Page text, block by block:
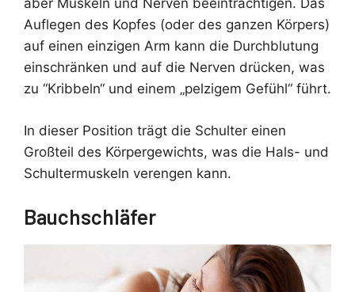
aber Muskeln und Nerven beeinträchtigen. Das
Auflegen des Kopfes (oder des ganzen Körpers)
auf einen einzigen Arm kann die Durchblutung
einschränken und auf die Nerven drücken, was
zu “Kribbeln“ und einem „pelzigem Gefühl“ führt.
In dieser Position trägt die Schulter einen
Großteil des Körpergewichts, was die Hals- und
Schultermuskeln verengen kann.
Bauchschläfer